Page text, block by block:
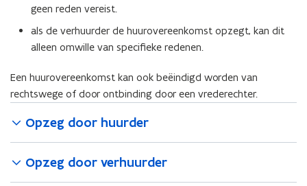
geen reden vereist.
als de verhuurder de huurovereenkomst opzegt, kan dit
alleen omwille van specifieke redenen.
Een huurovereenkomst kan ook beëindigd worden van
rechtswege of door ontbinding door een vrederechter.
Opzeg door huurder
Opzeg door verhuurder